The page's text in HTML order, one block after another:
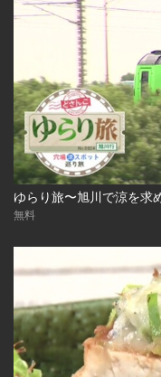
ゆらり旅〜旭川で涼を
無料